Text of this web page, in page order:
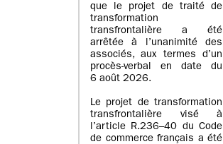
que le projet de traité de
transformation
transfrontalière a été
arrêtée à l’unanimité des
associés, aux termes d’un
procès-verbal en date du
6 août 2026.
Le projet de transformation
transfrontalière visé à
l’article R.236–40 du Code
de commerce français a été